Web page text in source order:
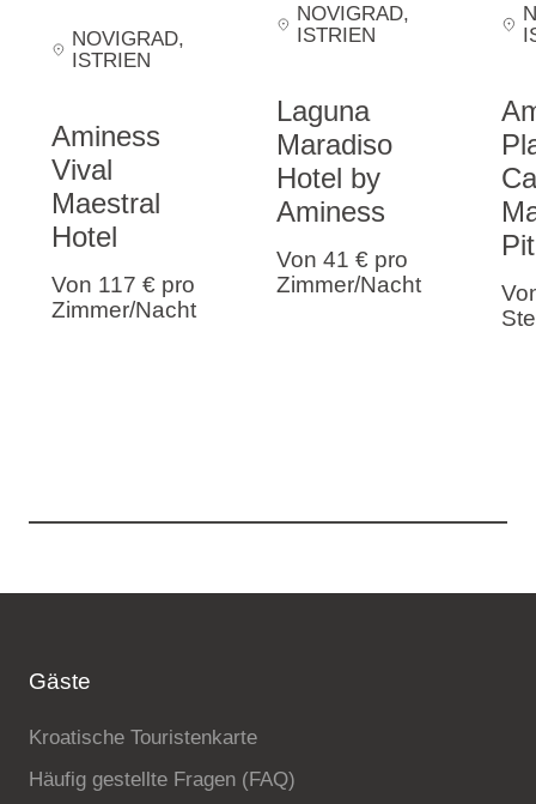
NOVIGRAD,
ISTRIEN
Aminess
Vival
Maestral
Hotel
Von 117 € pro
Zimmer/Nacht
NOVIGRAD,
ISTRIEN
Laguna
Maradiso
Hotel by
Aminess
Von 41 € pro
Zimmer/Nacht
Gäste
Kroatische Touristenkarte
Häufig gestellte Fragen (FAQ)